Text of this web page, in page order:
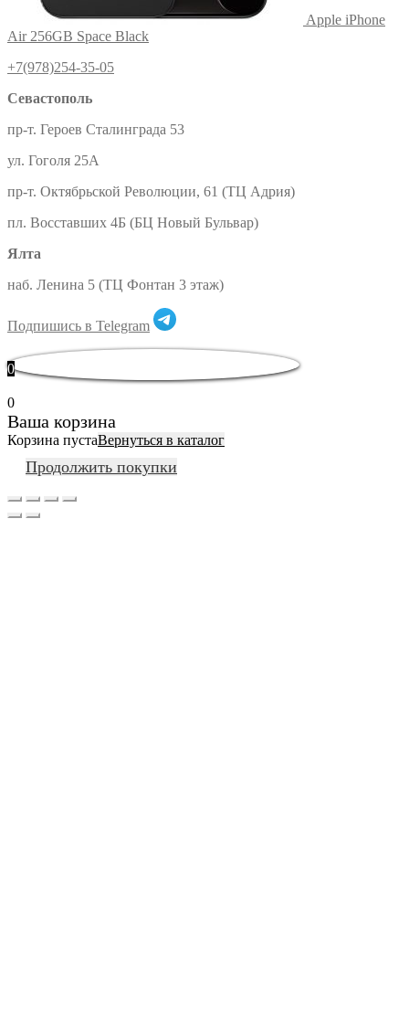
Apple iPhone
Air 256GB Space Black
+7(978)254-35-05
Севастополь
пр-т. Героев Сталинграда 53
ул. Гоголя 25А
пр-т. Октябрьской Революции, 61 (ТЦ Адрия)
пл. Восставших 4Б (БЦ Новый Бульвар)
Ялта
наб. Ленина 5 (ТЦ Фонтан 3 этаж)
Подпишись в Telegram
0
0
Ваша корзина
Корзина пустаВернуться в каталог
Продолжить покупки